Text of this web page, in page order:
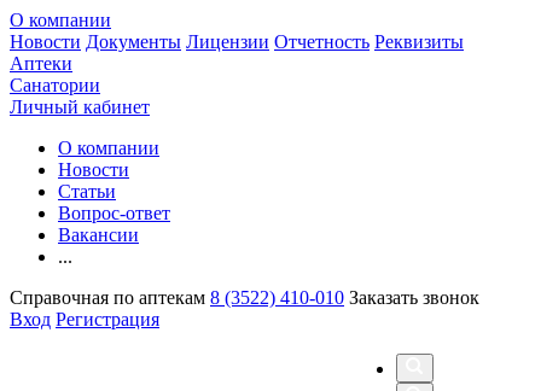
О компании
Новости Документы Лицензии Отчетность Реквизиты
Аптеки
Санатории
Личный кабинет
О компании
Новости
Статьи
Вопрос-ответ
Вакансии
...
Справочная по аптекам 8 (3522) 410-010 Заказать звонок
Вход Регистрация